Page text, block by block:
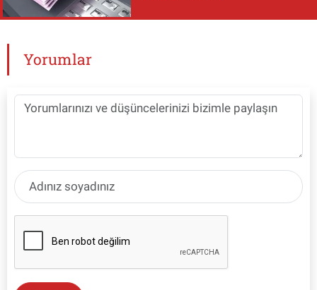
Yorumlar